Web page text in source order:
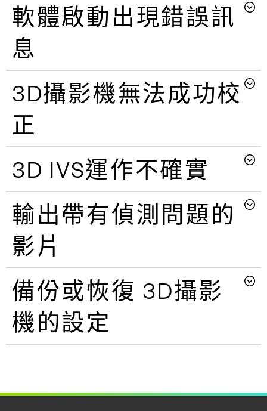
軟體啟動出現錯誤訊
息
3D攝影機無法成功校
正
3D IVS運作不確實
輸出帶有偵測問題的
影片
備份或恢復 3D攝影
機的設定